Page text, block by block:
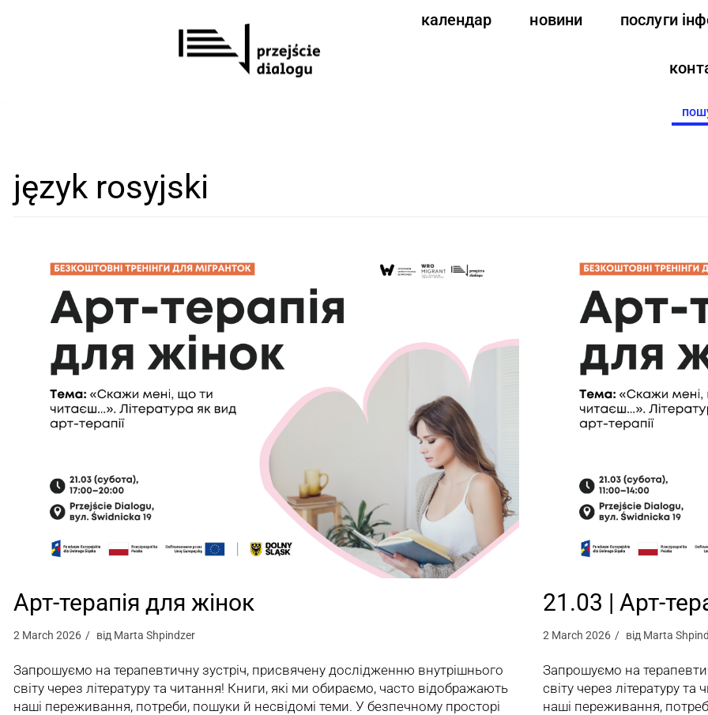
календар новини послуги
for:
język rosyjski
Арт-терапія для жінок
2 March 2026 від Marta Shpindzer
Запрошуємо на терапевтичну зустріч, присвячену дослідженню внутрішнього
світу через літературу та читання! Книги, які ми обираємо, часто відображають
наші переживання, потреби, пошуки й несвідомі теми. У безпечному просторі
21.03 | Арт-
2 March 2026 від Marta
Запрошуємо на
світу через літературу
наші переживання,